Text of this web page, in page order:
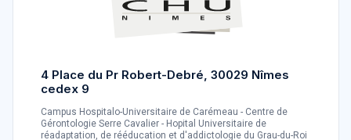
4 Place du Pr Robert-Debré, 30029 Nîmes
cedex 9
Campus Hospitalo-Universitaire de Carémeau - Centre de
Gérontologie Serre Cavalier - Hopital Universitaire de
réadaptation, de rééducation et d'addictologie du Grau-du-Roi